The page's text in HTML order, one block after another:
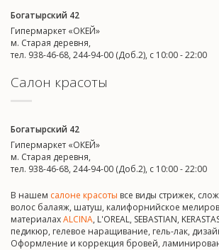
Богатырский 42
Гипермаркет «ОКЕЙ»
м. Старая деревня,
тел. 938-46-68, 244-94-00 (Доб.2), c 10:00 - 22:00
Салон красоты
Богатырский 42
Гипермаркет «ОКЕЙ»
м. Старая деревня,
тел. 938-46-68, 244-94-00 (Доб.2), c 10:00 - 22:00
В нашем салоне красоты все виды стрижек,
волос балаяж, шатуш, калифорнийское
материалахALCINA, L'OREAL, SEBASTIAN,
педикюр, гелевое наращивание, гель-лак,
Оформление и коррекция бровей,